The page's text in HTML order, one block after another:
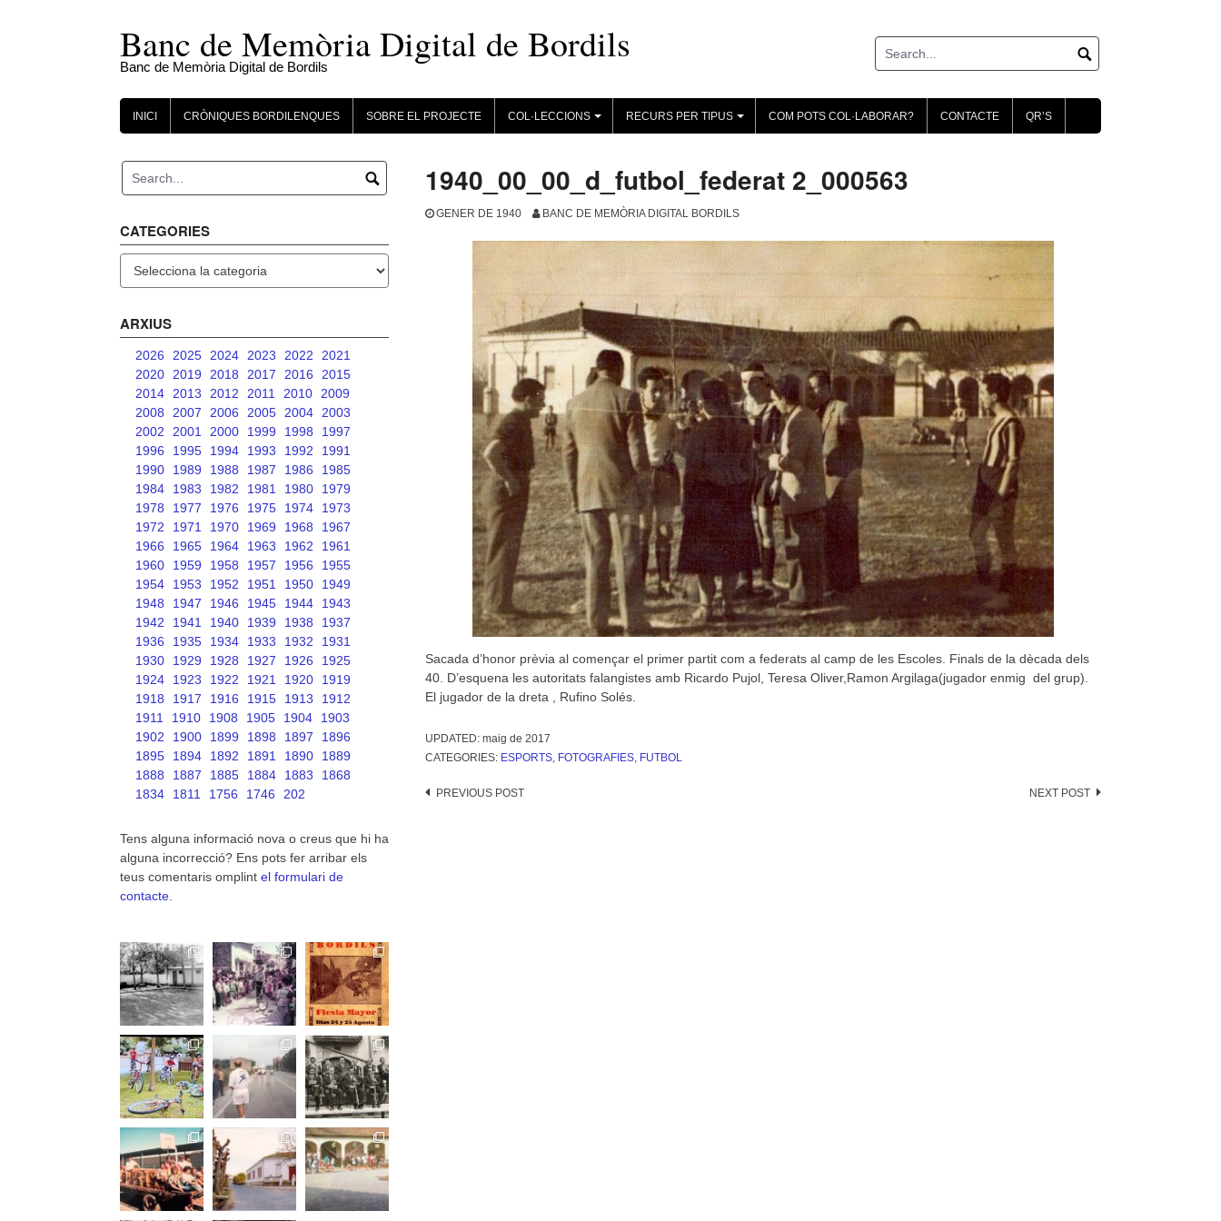
Banc de Memòria Digital de Bordils
Banc de Memòria Digital de Bordils
INICI CRÒNIQUES BORDILENQUES SOBRE EL PROJECTE
+
COL·LECCIONS
+
RECURS PER TIPUS COM POTS COL·LABORAR? CONTACTE QR’S
1940_00_00_d_futbol_federat 2_000563
GENER DE 1940 BANC DE MEMÒRIA DIGITAL BORDILS
Sacada d’honor prèvia al començar el primer partit com a federats al camp de les Escoles. Finals de la dècada dels
40. D’esquena les autoritats falangistes amb Ricardo Pujol, Teresa Oliver,Ramon Argilaga(jugador enmig del grup).
El jugador de la dreta , Rufino Solés.
UPDATED: maig de 2017
CATEGORIES: ESPORTS, FOTOGRAFIES, FUTBOL
Post
PREVIOUS POST NEXT POST
CATEGORIES
ARXIUS
2026 2025 2024 2023 2022
2021
2020
2019 2018 2017 2016
2015
2014
2013 2012 2011 2010
2009
2008
2007 2006 2005 2004
2003
2002
2001 2000 1999 1998
1997
1996
1995 1994 1993 1992
1991
1990
1989 1988 1987 1986
1985
1984
1983 1982 1981 1980
1979
1978
1977 1976 1975 1974
1973
1972
1971 1970 1969 1968
1967
1966
1965 1964 1963 1962
1961
1960
1959 1958 1957 1956
1955
1954
1953 1952 1951 1950
1949
1948
1947 1946 1945 1944
1943
1942
1941 1940 1939 1938
1937
1936
1935 1934 1933 1932
1931
1930
1929 1928 1927 1926
1925
1924
1923 1922 1921 1920
1919
1918
1917 1916 1915 1913
1912
1911
1910 1908 1905 1904
1903
1902
1900 1899 1898 1897
1896
1895
1894 1892 1891 1890
1889
1888
1887 1885 1884 1883
1868
1834
1811 1756 1746 202
Tens alguna informació nova o creus que hi ha
alguna incorrecció? Ens pots fer arribar els
teus comentaris omplint el formulari de
contacte